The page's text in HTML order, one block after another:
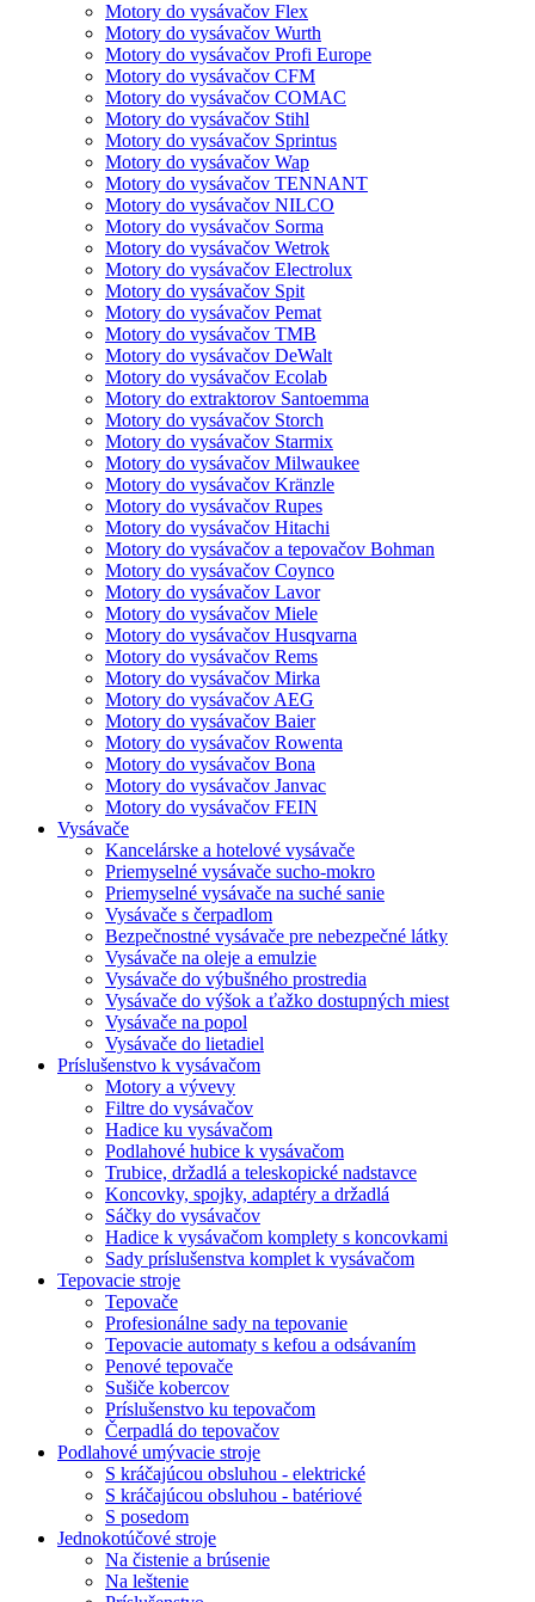
Motory do vysávačov Flex
Motory do vysávačov Wurth
Motory do vysávačov Profi Europe
Motory do vysávačov CFM
Motory do vysávačov COMAC
Motory do vysávačov Stihl
Motory do vysávačov Sprintus
Motory do vysávačov Wap
Motory do vysávačov TENNANT
Motory do vysávačov NILCO
Motory do vysávačov Sorma
Motory do vysávačov Wetrok
Motory do vysávačov Electrolux
Motory do vysávačov Spit
Motory do vysávačov Pemat
Motory do vysávačov TMB
Motory do vysávačov DeWalt
Motory do vysávačov Ecolab
Motory do extraktorov Santoemma
Motory do vysávačov Storch
Motory do vysávačov Starmix
Motory do vysávačov Milwaukee
Motory do vysávačov Kränzle
Motory do vysávačov Rupes
Motory do vysávačov Hitachi
Motory do vysávačov a tepovačov Bohman
Motory do vysávačov Coynco
Motory do vysávačov Lavor
Motory do vysávačov Miele
Motory do vysávačov Husqvarna
Motory do vysávačov Rems
Motory do vysávačov Mirka
Motory do vysávačov AEG
Motory do vysávačov Baier
Motory do vysávačov Rowenta
Motory do vysávačov Bona
Motory do vysávačov Janvac
Motory do vysávačov FEIN
Vysávače
Kancelárske a hotelové vysávače
Priemyselné vysávače sucho-mokro
Priemyselné vysávače na suché sanie
Vysávače s čerpadlom
Bezpečnostné vysávače pre nebezpečné látky
Vysávače na oleje a emulzie
Vysávače do výbušného prostredia
Vysávače do výšok a ťažko dostupných miest
Vysávače na popol
Vysávače do lietadiel
Príslušenstvo k vysávačom
Motory a vývevy
Filtre do vysávačov
Hadice ku vysávačom
Podlahové hubice k vysávačom
Trubice, držadlá a teleskopické nadstavce
Koncovky, spojky, adaptéry a držadlá
Sáčky do vysávačov
Hadice k vysávačom komplety s koncovkami
Sady príslušenstva komplet k vysávačom
Tepovacie stroje
Tepovače
Profesionálne sady na tepovanie
Tepovacie automaty s kefou a odsávaním
Penové tepovače
Sušiče kobercov
Príslušenstvo ku tepovačom
Čerpadlá do tepovačov
Podlahové umývacie stroje
S kráčajúcou obsluhou - elektrické
S kráčajúcou obsluhou - batériové
S posedom
Jednokotúčové stroje
Na čistenie a brúsenie
Na leštenie